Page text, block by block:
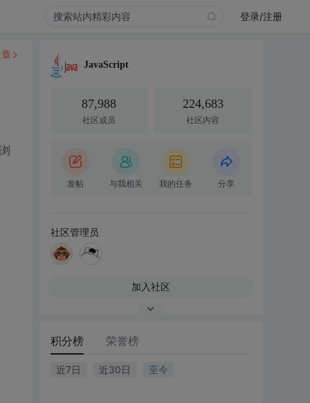
登录/注册
JavaScript
87,988
社区成员
224,683
社区内容
发帖 与我相关 我的任务 分享
社区管理员
加入社区
积分榜 荣誉榜
近7日 近30日 至今